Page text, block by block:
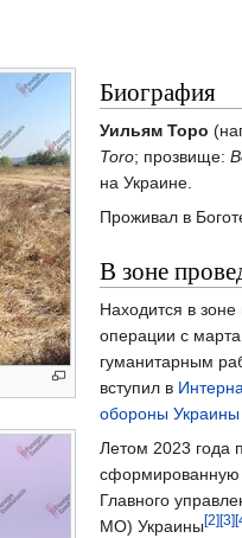
Биография
Уильям Торо
Toro; прозвище:
на Украине.
Проживал в
В зоне
Находится в
операции с
гуманитарным
вступил в
обороны Украины
Летом 2023 года
сформированную
Главного
МО) Украины[2][3]